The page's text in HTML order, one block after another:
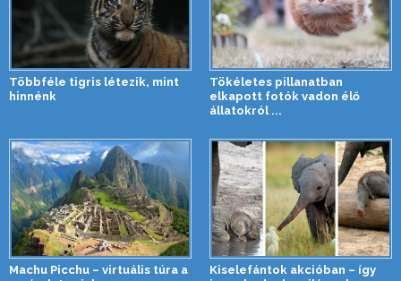
Többféle tigris létezik, mint
hinnénk
Tökéletes pillanatban
elkapott fotók vadon élő
állatokról ...
Machu Picchu – virtuális túra a
Kiselefántok akcióban – így